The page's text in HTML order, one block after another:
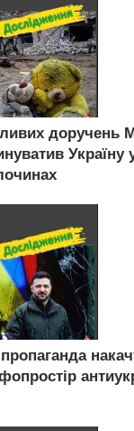
доручень
Україну